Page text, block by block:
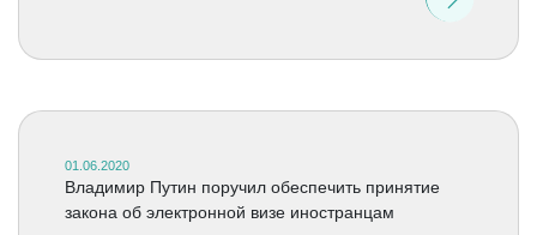
01.06.2020
Владимир Путин поручил обеспечить принятие
закона об электронной визе иностранцам